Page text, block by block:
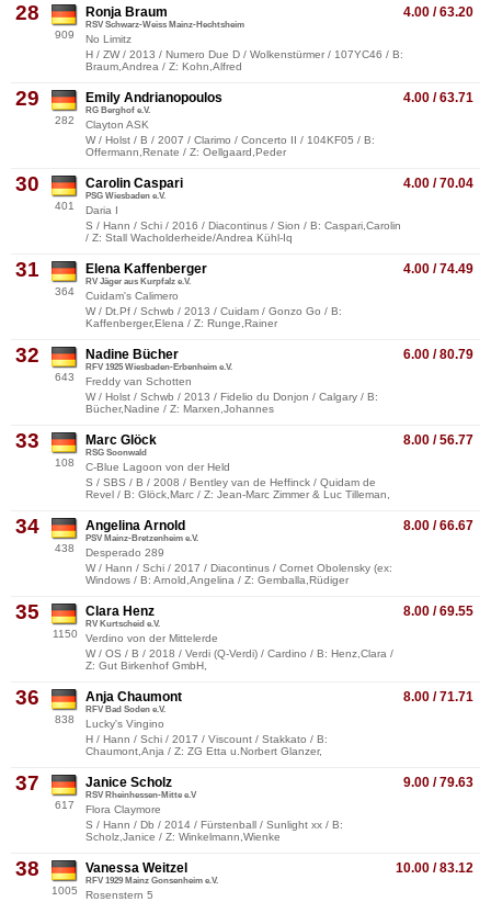
28
909
4.00 / 63.20
Ronja Braum
RSV Schwarz-Weiss Mainz-Hechtsheim
No Limitz
H / ZW / 2013 / Numero Due D / Wolkenstürmer / 107YC46 / B:
Braum,Andrea / Z: Kohn,Alfred
29
282
4.00 / 63.71
Emily Andrianopoulos
RG Berghof e.V.
Clayton ASK
W / Holst / B / 2007 / Clarimo / Concerto II / 104KF05 / B:
Offermann,Renate / Z: Oellgaard,Peder
30
401
4.00 / 70.04
Carolin Caspari
PSG Wiesbaden e.V.
Daria I
S / Hann / Schi / 2016 / Diacontinus / Sion / B: Caspari,Carolin
/ Z: Stall Wacholderheide/Andrea Kühl-Iq
31
364
4.00 / 74.49
Elena Kaffenberger
RV Jäger aus Kurpfalz e.V.
Cuidam's Calimero
W / Dt.Pf / Schwb / 2013 / Cuidam / Gonzo Go / B:
Kaffenberger,Elena / Z: Runge,Rainer
32
643
6.00 / 80.79
Nadine Bücher
RFV 1925 Wiesbaden-Erbenheim e.V.
Freddy van Schotten
W / Holst / Schwb / 2013 / Fidelio du Donjon / Calgary / B:
Bücher,Nadine / Z: Marxen,Johannes
33
108
8.00 / 56.77
Marc Glöck
RSG Soonwald
C-Blue Lagoon von der Held
S / SBS / B / 2008 / Bentley van de Heffinck / Quidam de
Revel / B: Glöck,Marc / Z: Jean-Marc Zimmer & Luc Tilleman,
34
438
8.00 / 66.67
Angelina Arnold
PSV Mainz-Bretzenheim e.V.
Desperado 289
W / Hann / Schi / 2017 / Diacontinus / Cornet Obolensky (ex:
Windows / B: Arnold,Angelina / Z: Gemballa,Rüdiger
35
1150
8.00 / 69.55
Clara Henz
RV Kurtscheid e.V.
Verdino von der Mittelerde
W / OS / B / 2018 / Verdi (Q-Verdi) / Cardino / B: Henz,Clara /
Z: Gut Birkenhof GmbH,
36
838
8.00 / 71.71
Anja Chaumont
RFV Bad Soden e.V.
Lucky's Vingino
H / Hann / Schi / 2017 / Viscount / Stakkato / B:
Chaumont,Anja / Z: ZG Etta u.Norbert Glanzer,
37
617
9.00 / 79.63
Janice Scholz
RSV Rheinhessen-Mitte e.V
Flora Claymore
S / Hann / Db / 2014 / Fürstenball / Sunlight xx / B:
Scholz,Janice / Z: Winkelmann,Wienke
38
1005
10.00 / 83.12
Vanessa Weitzel
RFV 1929 Mainz Gonsenheim e.V.
Rosenstern 5